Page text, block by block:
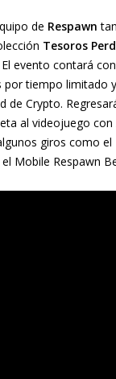
de Respawn
Tesoros
El evento contará
por tiempo limitado
de Crypto.
al videojuego con
giros como el
Mobile Respawn